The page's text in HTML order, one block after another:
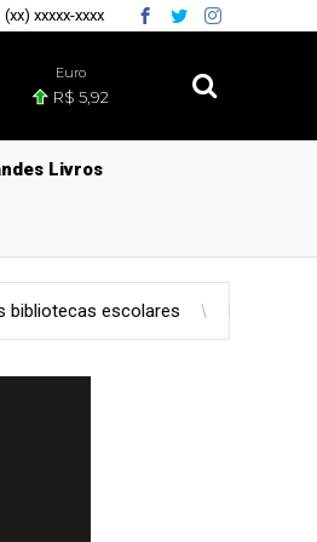
(xx) xxxxx-xxxx
Euro
R$ 5,92
Livros
está 24 horas